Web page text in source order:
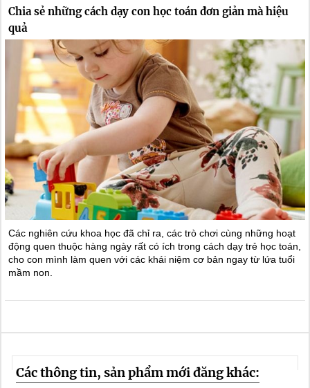
Chia sẻ những cách dạy con học toán đơn giản mà hiệu
quả
Các nghiên cứu khoa học đã chỉ ra, các trò chơi cùng những hoạt
động quen thuộc hàng ngày rất có ích trong cách dạy trẻ học toán,
cho con mình làm quen với các khái niệm cơ bản ngay từ lứa tuổi
mầm non.
Các thông tin, sản phẩm mới đăng khác: